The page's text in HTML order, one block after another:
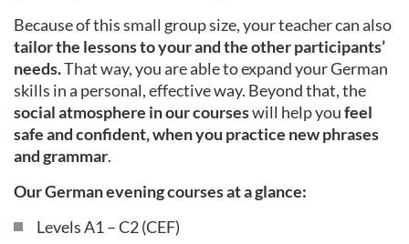
Because of this small group size, your teacher can also
tailor the lessons to your and the other participants’
needs.That way, you are able to expand your German
skills in a personal, effective way. Beyond that, the
social atmosphere in our courseswill help youfeel
safe and confident, when you practice new phrases
and grammar.
Our German evening courses at a glance:
Levels A1 – C2 (CEF)